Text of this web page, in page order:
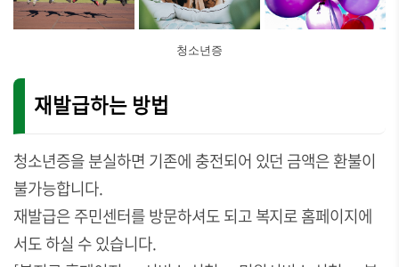
청소년증
재발급하는 방법
청소년증을 분실하면 기존에 충전되어 있던 금액은 환불이
불가능합니다.
재발급은 주민센터를 방문하셔도 되고 복지로 홈페이지에
서도 하실 수 있습니다.